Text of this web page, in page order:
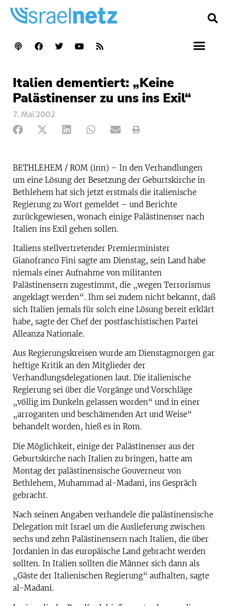
Italien dementiert: „Keine
Palästinenser zu uns ins Exil“
7. Mai 2002
BETHLEHEM / ROM (inn) – In den Verhandlungen
um eine Lösung der Besetzung der Geburtskirche in
Bethlehem hat sich jetzt erstmals die italienische
Regierung zu Wort gemeldet – und Berichte
zurückgewiesen, wonach einige Palästinenser nach
Italien ins Exil gehen sollen.
Italiens stellvertretender Premierminister
Gianofranco Fini sagte am Dienstag, sein Land habe
niemals einer Aufnahme von militanten
Palästinensern zugestimmt, die „wegen Terrorismus
angeklagt werden“. Ihm sei zudem nicht bekannt, daß
sich Italien jemals für solch eine Lösung bereit erklärt
habe, sagte der Chef der postfaschistischen Partei
Alleanza Nationale.
Aus Regierungskreisen wurde am Dienstagmorgen gar
heftige Kritik an den Mitglieder der
Verhandlungsdelegationen laut. Die italienische
Regierung sei über die Vorgänge und Vorschläge
„völlig im Dunkeln gelassen worden“ und in einer
„arroganten und beschämenden Art und Weise“
behandelt worden, hieß es in Rom.
Die Möglichkeit, einige der Palästinenser aus der
Geburtskirche nach Italien zu bringen, hatte am
Montag der palästinensische Gouverneur von
Bethlehem, Muhammad al-Madani, ins Gespräch
gebracht.
Nach seinen Angaben verhandele die palästinensische
Delegation mit Israel um die Auslieferung zwischen
sechs und zehn Palästinensern nach Italien, die über
Jordanien in das europäische Land gebracht werden
sollten. In Italien sollten die Männer sich dann als
„Gäste der Italienischen Regierung“ aufhalten, sagte
al-Madani.